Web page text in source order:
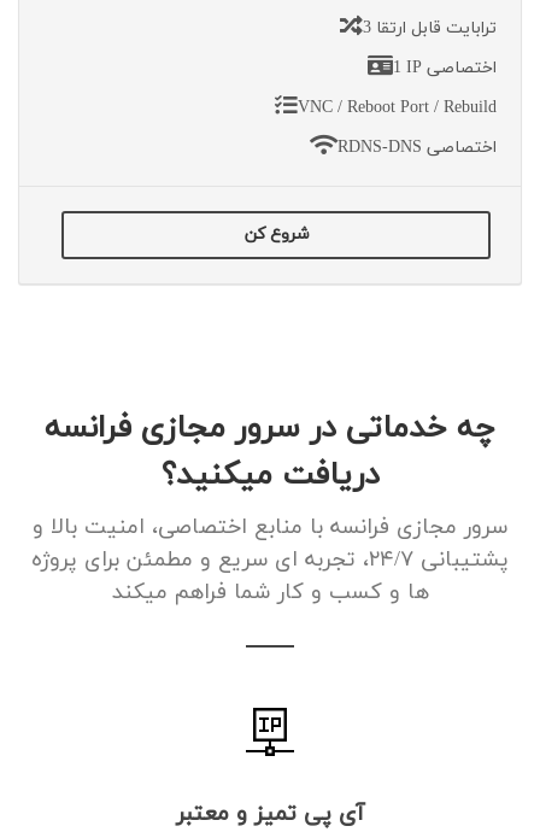
3 ترابایت قابل ارتقا
1 IP اختصاصی
VNC / Reboot Port / Rebuild
RDNS-DNS اختصاصی
شروع کن
چه خدماتی در سرور مجازی فرانسه
دریافت میکنید؟
سرور مجازی فرانسه با منابع اختصاصی، امنیت بالا و
پشتیبانی ۲۴/۷، تجربه ای سریع و مطمئن برای پروژه
ها و کسب و کار شما فراهم میکند
آی پی تمیز و معتبر